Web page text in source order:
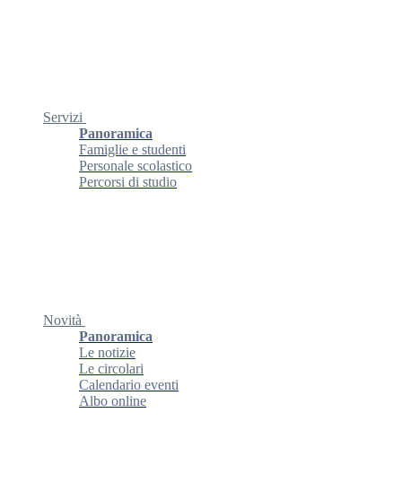
Servizi
Panoramica
Famiglie e studenti
Personale scolastico
Percorsi di studio
Novità
Panoramica
Le notizie
Le circolari
Calendario eventi
Albo online